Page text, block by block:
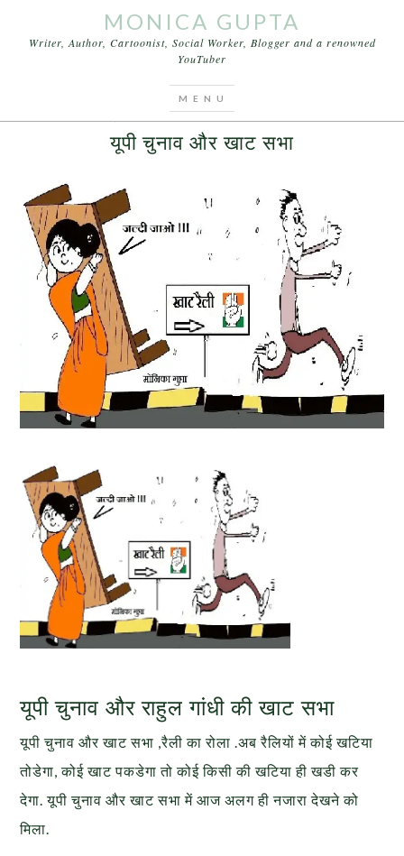
MONICA GUPTA
Writer, Author, Cartoonist, Social Worker, Blogger and a renowned
YouTuber
यूपी चुनाव और खाट सभा
यूपी चुनाव और राहुल गांधी की खाट सभा
यूपी चुनाव और खाट सभा ,रैली का रोला .अब रैलियों में कोई खटिया
तोडेगा, कोई खाट पकडेगा तो कोई किसी की खटिया ही खडी कर
देगा. यूपी चुनाव और खाट सभा में आज अलग ही नजारा देखने को
मिला.